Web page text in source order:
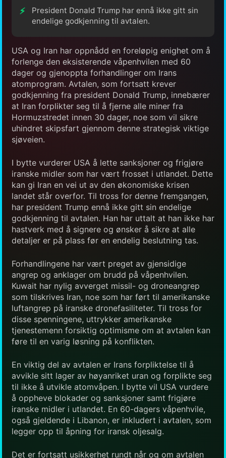
President Donald Trump har ennå ikke gitt sin
endelige godkjenning til avtalen.
USA og Iran har oppnådd en foreløpig enighet om å
forlenge den eksisterende våpenhvilen med 60
dager og gjenoppta forhandlinger om Irans
atomprogram. Avtalen, som fortsatt krever
godkjenning fra president Donald Trump, innebærer
at Iran forplikter seg til å fjerne alle miner fra
Hormuzstredet innen 30 dager, noe som vil sikre
uhindret skipsfart gjennom denne strategisk viktige
sjøveien.
I bytte vurderer USA å lette sanksjoner og frigjøre
iranske midler som har vært frosset i utlandet. Dette
kan gi Iran en vei ut av den økonomiske krisen
landet står overfor. Til tross for denne fremgangen,
har president Trump ennå ikke gitt sin endelige
godkjenning til avtalen. Han har uttalt at han ikke har
hastverk med å signere og ønsker å sikre at alle
detaljer er på plass før en endelig beslutning tas.
Forhandlingene har vært preget av gjensidige
angrep og anklager om brudd på våpenhvilen.
Kuwait har nylig avverget missil- og droneangrep
som tilskrives Iran, noe som har ført til amerikanske
luftangrep på iranske dronefasiliteter. Til tross for
disse spenningene, uttrykker amerikanske
tjenestemenn forsiktig optimisme om at avtalen kan
føre til en varig løsning på konflikten.
En viktig del av avtalen er Irans forpliktelse til å
avvikle sitt lager av høyanriket uran og forplikte seg
til ikke å utvikle atomvåpen. I bytte vil USA vurdere
å oppheve blokader og sanksjoner samt frigjøre
iranske midler i utlandet. En 60-dagers våpenhvile,
også gjeldende i Libanon, er inkludert i avtalen, som
legger opp til åpning for iransk oljesalg.
Det er fortsatt usikkerhet rundt når og om avtalen